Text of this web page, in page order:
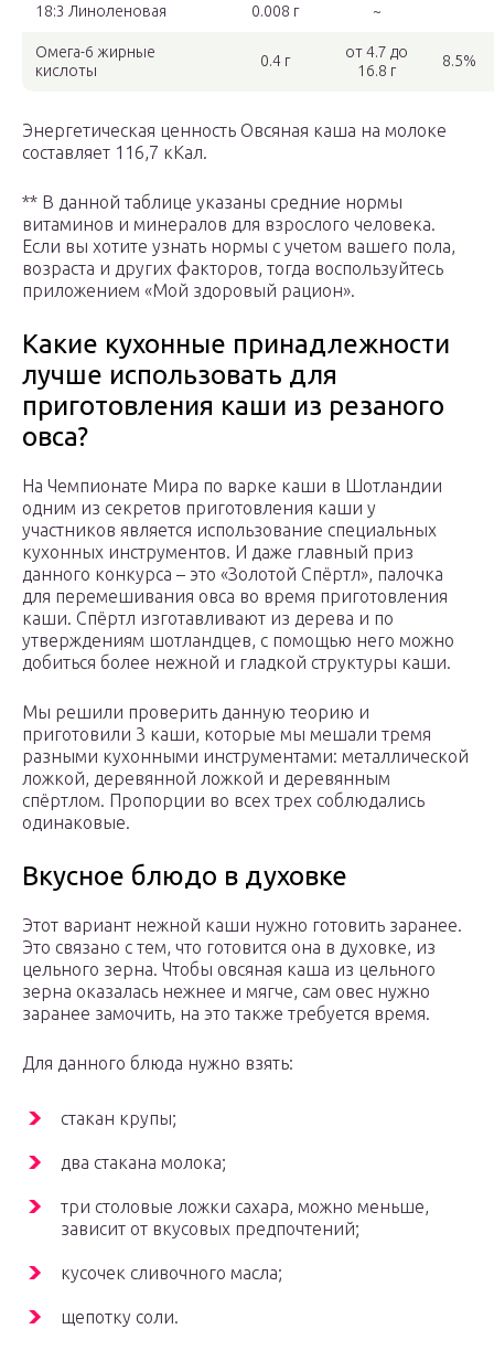
18:3 Линоленовая 0.008 г ~
Омега-6 жирные
кислоты
0.4 г
от 4.7 до
16.8 г
8.5%
Энергетическая ценность Овсяная каша на молоке
составляет 116,7 кКал.
** В данной таблице указаны средние нормы
витаминов и минералов для взрослого человека.
Если вы хотите узнать нормы с учетом вашего пола,
возраста и других факторов, тогда воспользуйтесь
приложением «Мой здоровый рацион».
Какие кухонные принадлежности
лучше использовать для
приготовления каши из резаного
овса?
На Чемпионате Мира по варке каши в Шотландии
одним из секретов приготовления каши у
участников является использование специальных
кухонных инструментов. И даже главный приз
данного конкурса – это «Золотой Спёртл», палочка
для перемешивания овса во время приготовления
каши. Спёртл изготавливают из дерева и по
утверждениям шотландцев, с помощью него можно
добиться более нежной и гладкой структуры каши.
Мы решили проверить данную теорию и
приготовили 3 каши, которые мы мешали тремя
разными кухонными инструментами: металлической
ложкой, деревянной ложкой и деревянным
спёртлом. Пропорции во всех трех соблюдались
одинаковые.
Вкусное блюдо в духовке
Этот вариант нежной каши нужно готовить заранее.
Это связано с тем, что готовится она в духовке, из
цельного зерна. Чтобы овсяная каша из цельного
зерна оказалась нежнее и мягче, сам овес нужно
заранее замочить, на это также требуется время.
Для данного блюда нужно взять:
стакан крупы;
два стакана молока;
три столовые ложки сахара, можно меньше,
зависит от вкусовых предпочтений;
кусочек сливочного масла;
щепотку соли.